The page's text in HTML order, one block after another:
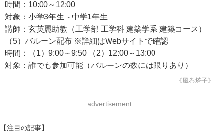
時間：10:00～12:00
対象：小学3年生～中学1年生
講師：玄英麗助教（工学部 工学科 建築学系 建築コース）
（5）バルーン配布 ※詳細はWebサイトで確認
時間：（1）9:00～9:50 （2）12:00～13:00
対象：誰でも参加可能（バルーンの数には限りあり）
《風巻塔子》
advertisement
【注目の記事】